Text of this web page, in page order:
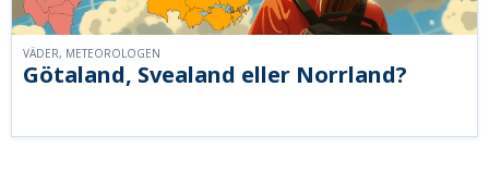
Götaland, Svealand eller Norrland?
VÄDER, METEOROLOGEN